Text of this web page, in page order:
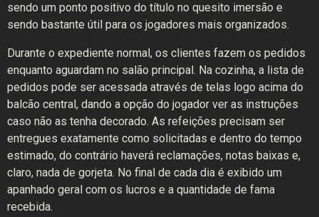
sendo um ponto positivo do título no quesito imersão e
sendo bastante útil para os jogadores mais organizados.
Durante o expediente normal, os clientes fazem os pedidos
enquanto aguardam no salão principal. Na cozinha, a lista de
pedidos pode ser acessada através de telas logo acima do
balcão central, dando a opção do jogador ver as instruções
caso não as tenha decorado. As refeições precisam ser
entregues exatamente como solicitadas e dentro do tempo
estimado, do contrário haverá reclamações, notas baixas e,
claro, nada de gorjeta. No final de cada dia é exibido um
apanhado geral com os lucros e a quantidade de fama
recebida.